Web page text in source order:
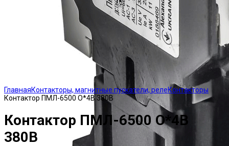
ГлавнаяКонтакторы, магнитные пускатели, релеКонтакторы
Контактор ПМЛ-6500 О*4В 380В
Контактор ПМЛ-6500 О*4В
380В